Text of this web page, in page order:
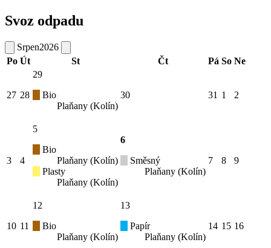
Svoz odpadu
Srpen2026
Po Út St Čt Pá So Ne
27 28
29
Bio
Plaňany (Kolín)
30 31 1 2
3 4
5
Bio
Plaňany (Kolín)
Plasty
Plaňany (Kolín)
6
Směsný
Plaňany (Kolín)
7 8 9
10 11
12
Bio
Plaňany (Kolín)
13
Papír
Plaňany (Kolín)
14 15 16